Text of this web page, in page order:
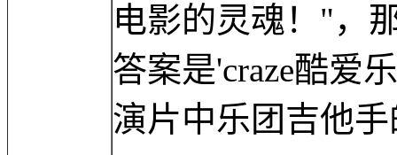
电影的灵魂！"，
答案是'craze酷爱
演片中乐团吉他